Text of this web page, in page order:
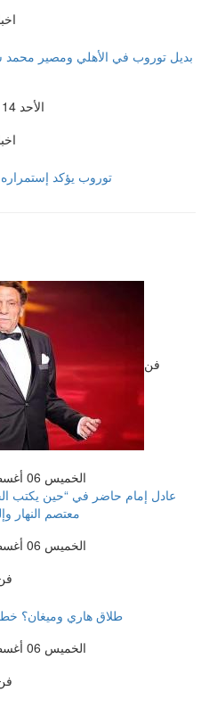
بديل توروب في الأهلي ومصير
الأحد 14 يونيو 2026 10:08 مساءً
توروب يؤكد إستمراره
فن
الخميس 06 أغسطس 2026 02:45 صباحاً
عادل إمام حاضر في “حين يكتب
معتصم النهار
الخميس 06 أغسطس 2026 02:45 صباحاً
طلاق هاري وميغان؟
الخميس 06 أغسطس 2026 02:45 صباحاً